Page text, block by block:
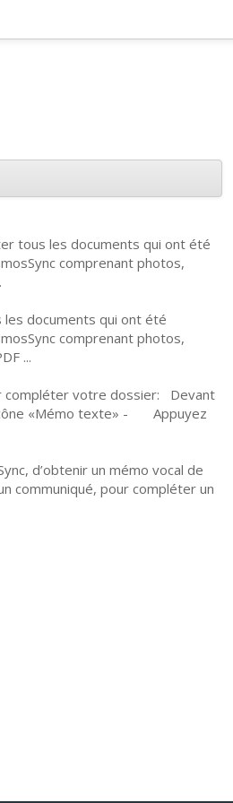
tous les documents qui ont été
comprenant photos,
documents qui ont été
comprenant photos,
...
compléter votre dossier: Devant
«Mémo texte» - Appuyez
d’obtenir un mémo vocal de
communiqué, pour compléter un